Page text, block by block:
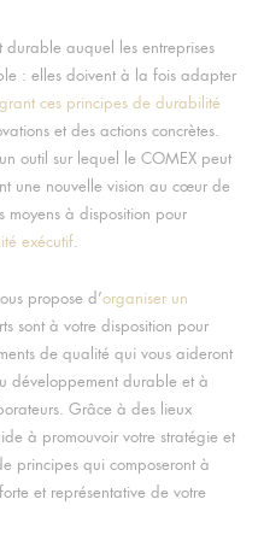
durable auquel les entreprises
: elles doivent à la fois adapter
ces principes de durabilité
et des actions concrètes.
outil sur lequel le COMEX peut
une nouvelle vision au cœur de
moyens à disposition pour
exécutif.
propose d’organiser un
sont à votre disposition pour
de qualité qui vous aideront
développement durable et à
Grâce à des lieux
à promouvoir votre stratégie et
principes qui composeront à
et représentative de votre